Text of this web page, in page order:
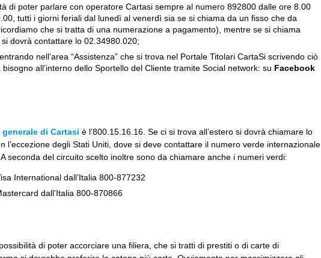
di poter parlare con operatore Cartasi sempre al numero 892800 dalle ore 8.00
tutti i giorni feriali dal lunedì al venerdì sia se si chiama da un fisso che da
che si tratta di una numerazione a pagamento), mentre se si chiama
si dovrà contattare lo 02.34980.020;
nell’area “Assistenza” che si trova nel Portale Titolari CartaSi scrivendo ciò
bisogno all’interno dello Sportello del Cliente tramite Social network: su Facebook
generale di Cartasi è l’800.15.16.16. Se ci si trova all’estero si dovrà chiamare lo
l’eccezione degli Stati Uniti, dove si deve contattare il numero verde internazionale
seconda del circuito scelto inoltre sono da chiamare anche i numeri verdi:
International dall’Italia 800-877232
dall’Italia 800-870866
di poter accorciare una filiera, che si tratti di prestiti o di carte di